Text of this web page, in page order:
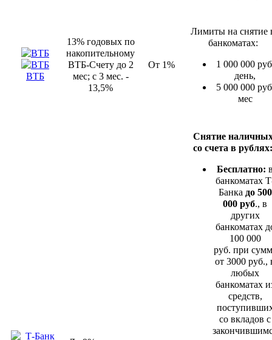
ВТБ
13% годовых по
накопительному
ВТБ-Счету до 2
мес; с 3 мес. -
13,5%
От 1%
Лимиты на снятие
банкоматах:
1 000 000
день,
5 000 000
мес
Снятие
со счета в рублях:
Бесплатно:
банкоматах
Банка до 500
000 руб., в
других
банкоматах
100 000
руб. при
от 3000 руб.,
любых
банкоматах
средств,
со вкладов с